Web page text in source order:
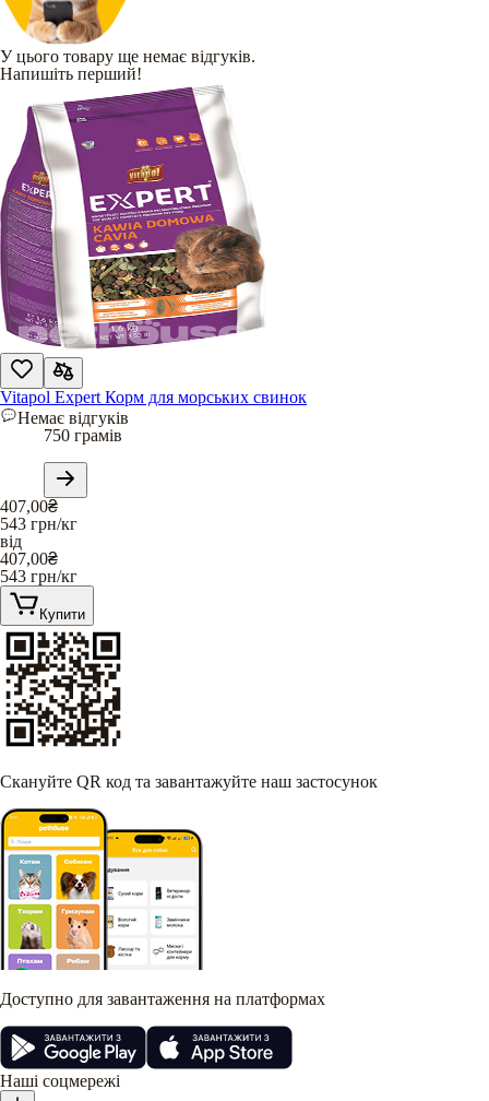
У цього товару ще немає відгуків.
Напишіть перший!
Vitapol Expert Корм для морських свинок
Немає відгуків
750 грамів
407,00₴
543 грн/кг
від
407,00₴
543 грн/кг
Купити
Скануйте QR код та завантажуйте наш застосунок
Доступно для завантаження на платформах
Наші соцмережі